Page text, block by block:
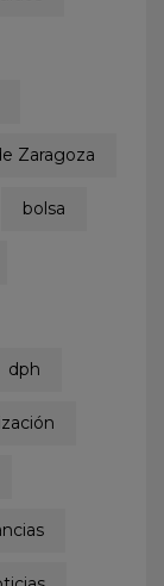
Zaragoza
bolsa
dph